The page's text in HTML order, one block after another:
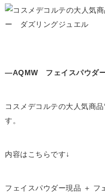
―AQMW フェイスパウダ
コスメデコルテの大人気商
す。
内容はこちらです↓
フェイスパウダー現品 ＋ フ